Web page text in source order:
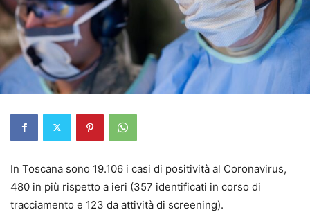
In Toscana sono 19.106 i casi di positività al Coronavirus,
480 in più rispetto a ieri (357 identificati in corso di
tracciamento e 123 da attività di screening).